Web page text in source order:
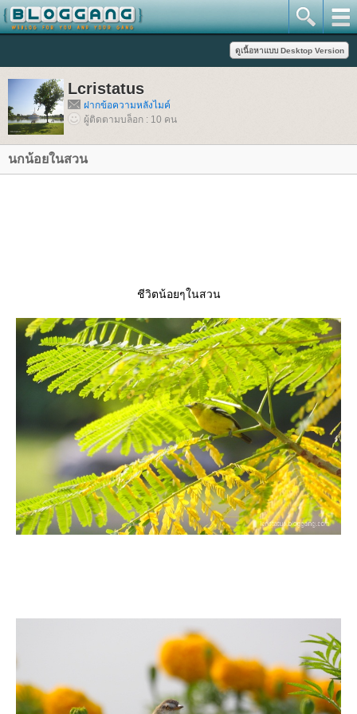
Lcristatus
ฝากข้อความหลังไมค์
ผู้ติดตามบล็อก : 10 คน
นกน้อยในสวน
ชีวิตน้อยๆในสวน